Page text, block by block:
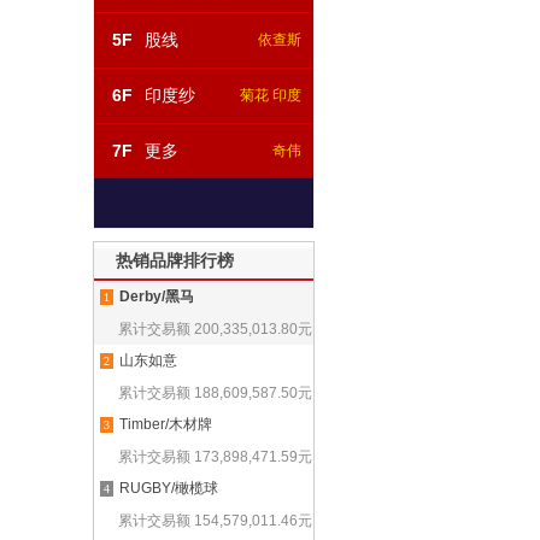
5F 股线 依查斯
6F 印度纱 菊花 印度
7F 更多 奇伟
热销品牌排行榜
1
Derby/黑马
累计交易额 200,335,013.80元
2
山东如意
累计交易额 188,609,587.50元
3
Timber/木材牌
累计交易额 173,898,471.59元
4
RUGBY/橄榄球
累计交易额 154,579,011.46元